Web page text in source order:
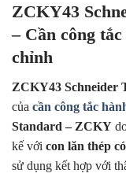
ZCKY43
– Cần công
chỉnh
ZCKY43 Schneider
của cần công tắc
Standard – ZCKY
kế với con lăn thép
sử dụng kết hợp với